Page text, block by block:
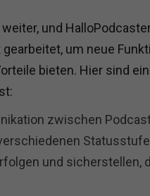
und
um neue
bieten. Hier sind
zwischen
und sicherstellen,